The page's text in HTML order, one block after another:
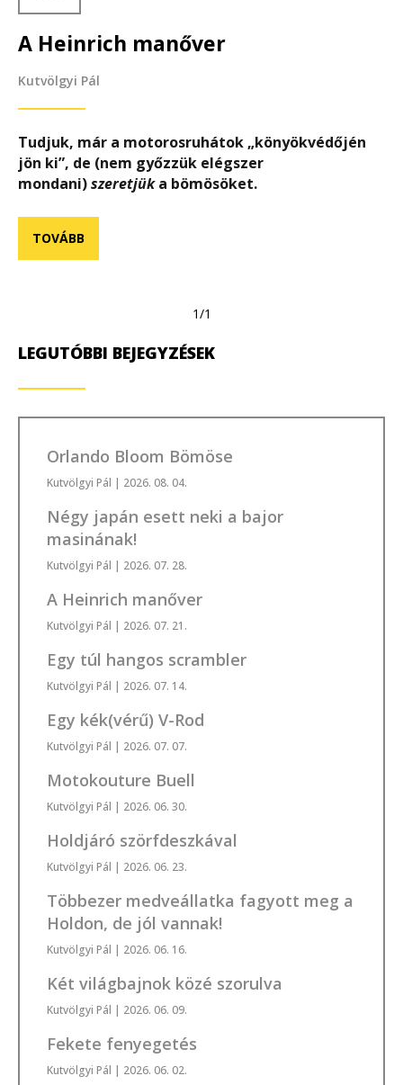
A Heinrich manőver
Kutvölgyi Pál
Tudjuk, már a motorosruhátok „könyökvédőjén
jön ki”, de (nem győzzük elégszer
mondani)szeretjüka bömösöket.
TOVÁBB
1/1
LEGUTÓBBI BEJEGYZÉSEK
Orlando Bloom Bömöse
Kutvölgyi Pál | 2026. 08. 04.
Négy japán esett neki a bajor
masinának!
Kutvölgyi Pál | 2026. 07. 28.
A Heinrich manőver
Kutvölgyi Pál | 2026. 07. 21.
Egy túl hangos scrambler
Kutvölgyi Pál | 2026. 07. 14.
Egy kék(vérű) V-Rod
Kutvölgyi Pál | 2026. 07. 07.
Motokouture Buell
Kutvölgyi Pál | 2026. 06. 30.
Holdjáró szörfdeszkával
Kutvölgyi Pál | 2026. 06. 23.
Többezer medveállatka fagyott meg a
Holdon, de jól vannak!
Kutvölgyi Pál | 2026. 06. 16.
Két világbajnok közé szorulva
Kutvölgyi Pál | 2026. 06. 09.
Fekete fenyegetés
Kutvölgyi Pál | 2026. 06. 02.